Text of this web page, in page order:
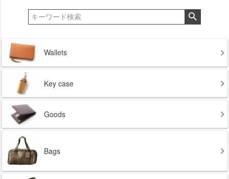
Wallets
Key case
Goods
Bags